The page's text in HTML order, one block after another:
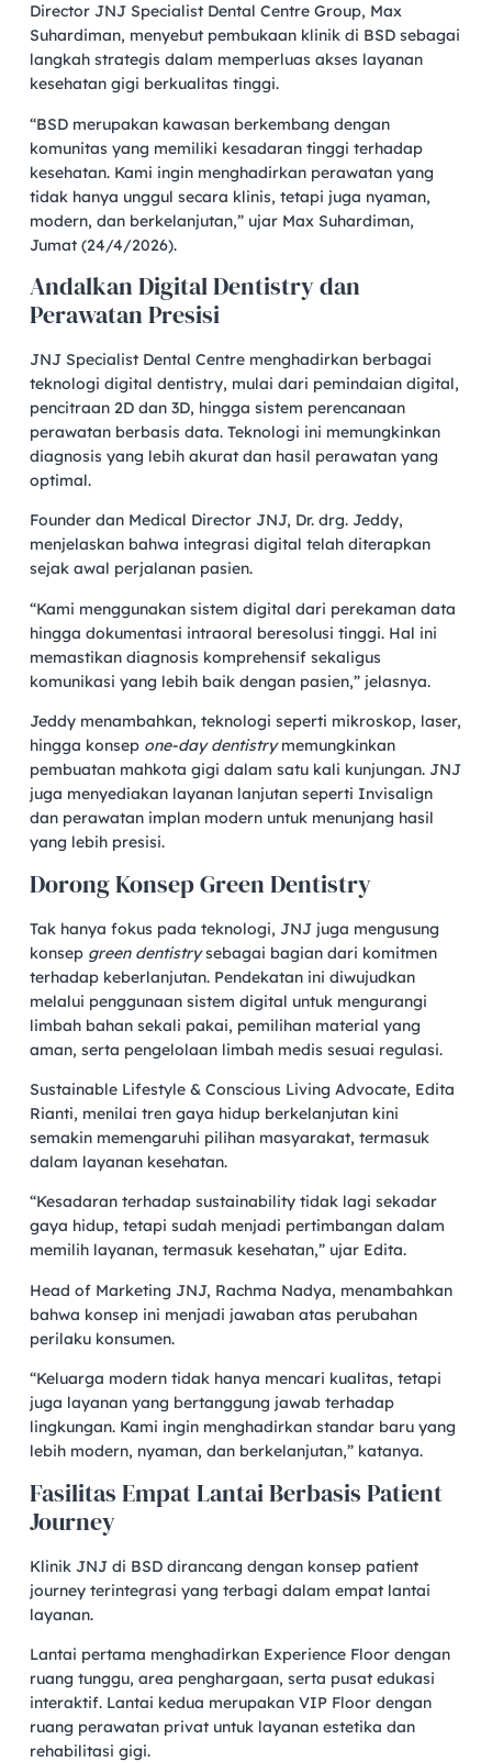
Director JNJ Specialist Dental Centre Group, Max
Suhardiman, menyebut pembukaan klinik di BSD sebagai
langkah strategis dalam memperluas akses layanan
kesehatan gigi berkualitas tinggi.
“BSD merupakan kawasan berkembang dengan
komunitas yang memiliki kesadaran tinggi terhadap
kesehatan. Kami ingin menghadirkan perawatan yang
tidak hanya unggul secara klinis, tetapi juga nyaman,
modern, dan berkelanjutan,” ujar Max Suhardiman,
Jumat (24/4/2026).
Andalkan Digital Dentistry dan
Perawatan Presisi
JNJ Specialist Dental Centre menghadirkan berbagai
teknologi digital dentistry, mulai dari pemindaian digital,
pencitraan 2D dan 3D, hingga sistem perencanaan
perawatan berbasis data. Teknologi ini memungkinkan
diagnosis yang lebih akurat dan hasil perawatan yang
optimal.
Founder dan Medical Director JNJ, Dr. drg. Jeddy,
menjelaskan bahwa integrasi digital telah diterapkan
sejak awal perjalanan pasien.
“Kami menggunakan sistem digital dari perekaman data
hingga dokumentasi intraoral beresolusi tinggi. Hal ini
memastikan diagnosis komprehensif sekaligus
komunikasi yang lebih baik dengan pasien,” jelasnya.
Jeddy menambahkan, teknologi seperti mikroskop, laser,
hingga konsep one-day dentistrymemungkinkan
pembuatan mahkota gigi dalam satu kali kunjungan. JNJ
juga menyediakan layanan lanjutan seperti Invisalign
dan perawatan implan modern untuk menunjang hasil
yang lebih presisi.
Dorong Konsep Green Dentistry
Tak hanya fokus pada teknologi, JNJ juga mengusung
konsep green dentistrysebagai bagian dari komitmen
terhadap keberlanjutan. Pendekatan ini diwujudkan
melalui penggunaan sistem digital untuk mengurangi
limbah bahan sekali pakai, pemilihan material yang
aman, serta pengelolaan limbah medis sesuai regulasi.
Sustainable Lifestyle & Conscious Living Advocate, Edita
Rianti, menilai tren gaya hidup berkelanjutan kini
semakin memengaruhi pilihan masyarakat, termasuk
dalam layanan kesehatan.
“Kesadaran terhadap sustainability tidak lagi sekadar
gaya hidup, tetapi sudah menjadi pertimbangan dalam
memilih layanan, termasuk kesehatan,” ujar Edita.
Head of Marketing JNJ, Rachma Nadya, menambahkan
bahwa konsep ini menjadi jawaban atas perubahan
perilaku konsumen.
“Keluarga modern tidak hanya mencari kualitas, tetapi
juga layanan yang bertanggung jawab terhadap
lingkungan. Kami ingin menghadirkan standar baru yang
lebih modern, nyaman, dan berkelanjutan,” katanya.
Fasilitas Empat Lantai Berbasis Patient
Journey
Klinik JNJ di BSD dirancang dengan konsep patient
journey terintegrasi yang terbagi dalam empat lantai
layanan.
Lantai pertama menghadirkan Experience Floor dengan
ruang tunggu, area penghargaan, serta pusat edukasi
interaktif. Lantai kedua merupakan VIP Floor dengan
ruang perawatan privat untuk layanan estetika dan
rehabilitasi gigi.